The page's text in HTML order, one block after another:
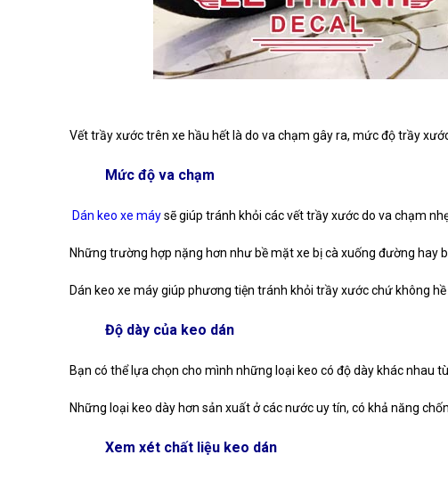
Vết trầy xước trên xe hầu hết là do va chạm gây ra, mức độ trầy
Mức độ va chạm
Dán keo xe máysẽ giúp tránh khỏi các vết trầy xước do va chạm
Những trường hợp nặng hơn như bề mặt xe bị cà xuống đường hay
Dán keo xe máy giúp phương tiện tránh khỏi trầy xước chứ không
Độ dày của keo dán
Bạn có thể lựa chọn cho mình những loại keo có độ dày khác nhau
Những loại keo dày hơn sản xuất ở các nước uy tín, có khả năng
Xem xét chất liệu keo dán